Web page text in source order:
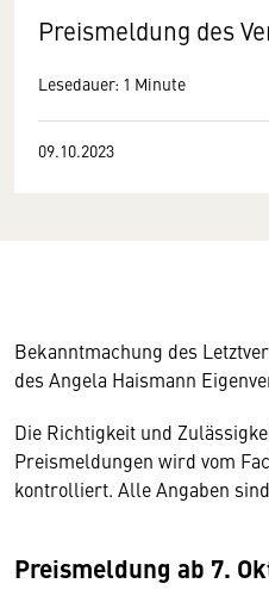
Preismeldung des
Lesedauer: 1 Minute
09.10.2023
Bekanntmachung des
des Angela Haismann
Die Richtigkeit und
Preismeldungen wird vom
kontrolliert. Alle Angaben
Preismeldung ab 7.